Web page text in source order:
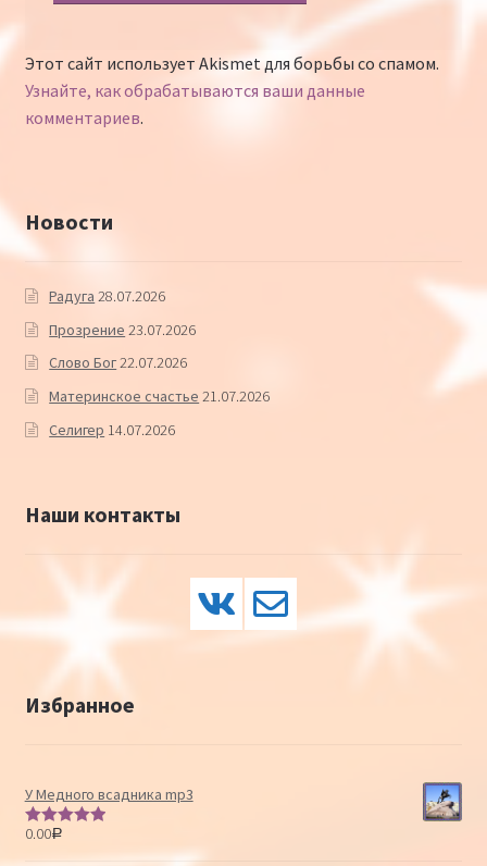
Этот сайт использует Akismet для борьбы со спамом.
Узнайте, как обрабатываются ваши данные
комментариев.
Новости
Радуга 28.07.2026
Прозрение 23.07.2026
Слово Бог22.07.2026
Материнское счастье 21.07.2026
Селигер 14.07.2026
Наши контакты
Избранное
У Медного всадника mp3
Оценка
0.00Р